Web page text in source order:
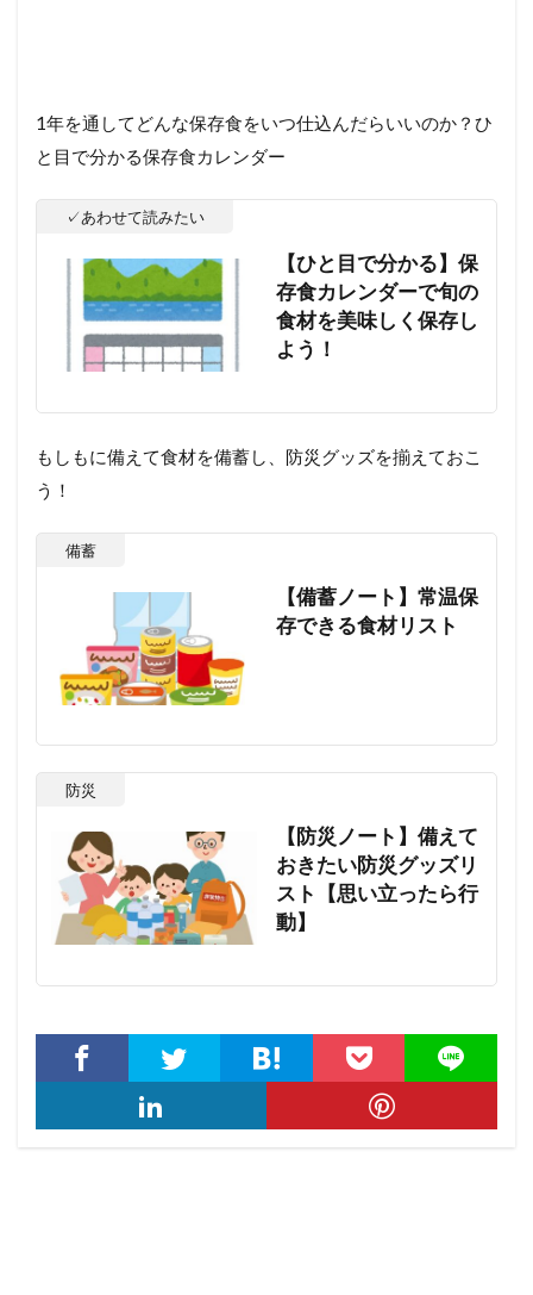
1年を通してどんな保存食をいつ仕込んだらいいのか？ひ
と目で分かる保存食カレンダー
✓あわせて読みたい
【ひと目で分かる】保
存食カレンダーで旬の
食材を美味しく保存し
よう！
もしもに備えて食材を備蓄し、防災グッズを揃えておこ
う！
備蓄
【備蓄ノート】常温保
存できる食材リスト
防災
【防災ノート】備えて
おきたい防災グッズリ
スト【思い立ったら行
動】